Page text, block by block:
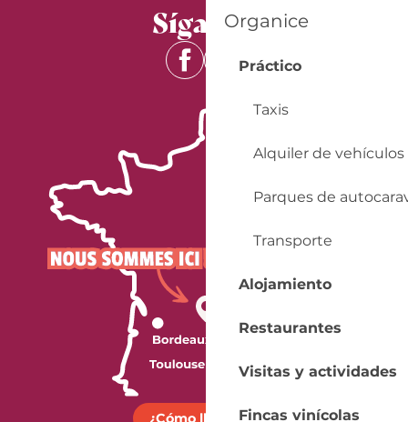
Organice
Práctico
Taxis
Alquiler de vehículos
Parques de
Transporte
Alojamiento
Restaurantes
Visitas y actividades
Fincas vinícolas
Síganos
¿Cómo llegar?